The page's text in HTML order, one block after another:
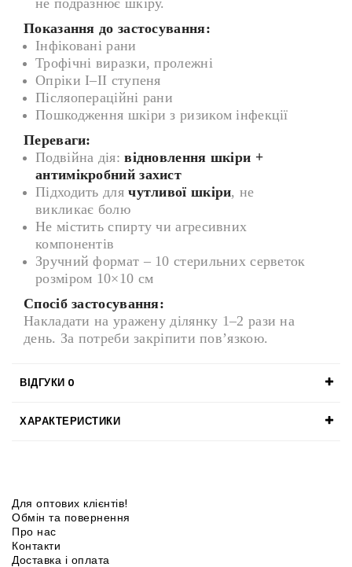
не подразнює шкіру.
Показання до застосування:
Інфіковані рани
Трофічні виразки, пролежні
Опріки I–II ступеня
Післяопераційні рани
Пошкодження шкіри з ризиком інфекції
Переваги:
Подвійна дія:відновлення шкіри +
антимікробний захист
Підходить длячутливої шкіри, не
викликає болю
Не містить спирту чи агресивних
компонентів
Зручний формат – 10 стерильних серветок
розміром 10×10 см
Спосіб застосування:
Накладати на уражену ділянку 1–2 рази на
день. За потреби закріпити пов’язкою.
ВІДГУКИ 0
ХАРАКТЕРИСТИКИ
Для оптових клієнтів!
Обмін та повернення
Про нас
Контакти
Доставка і оплата